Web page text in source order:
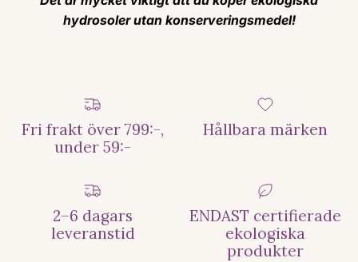
hydrosoler utan konserveringsmedel!
Fri frakt över 799:-,
under 59:-
Hållbara märken
2–6 dagars
leveranstid
ENDAST certifierade
ekologiska
produkter